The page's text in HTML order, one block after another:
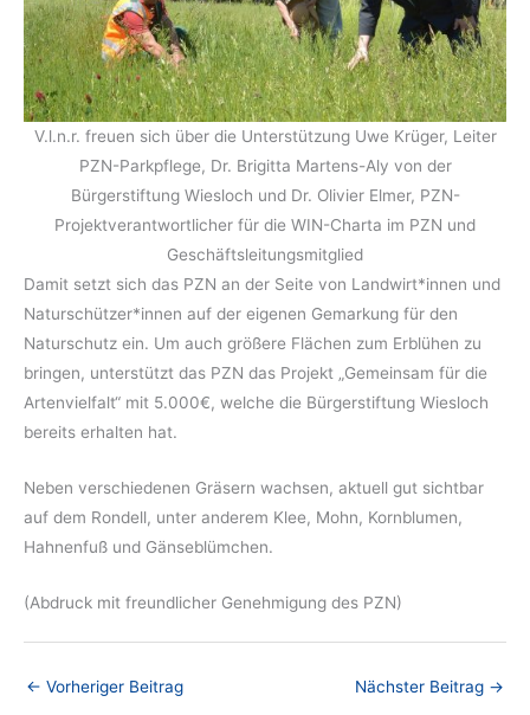
V.l.n.r. freuen sich über die Unterstützung Uwe Krüger, Leiter
PZN-Parkpflege, Dr. Brigitta Martens-Aly von der
Bürgerstiftung Wiesloch und Dr. Olivier Elmer, PZN-
Projektverantwortlicher für die WIN-Charta im PZN und
Geschäftsleitungsmitglied
Damit setzt sich das PZN an der Seite von Landwirt*innen und
Naturschützer*innen auf der eigenen Gemarkung für den
Naturschutz ein. Um auch größere Flächen zum Erblühen zu
bringen, unterstützt das PZN das Projekt „Gemeinsam für die
Artenvielfalt“ mit 5.000€, welche die Bürgerstiftung Wiesloch
bereits erhalten hat.
Neben verschiedenen Gräsern wachsen, aktuell gut sichtbar
auf dem Rondell, unter anderem Klee, Mohn, Kornblumen,
Hahnenfuß und Gänseblümchen.
(Abdruck mit freundlicher Genehmigung des PZN)
← Vorheriger Beitrag Nächster Beitrag →